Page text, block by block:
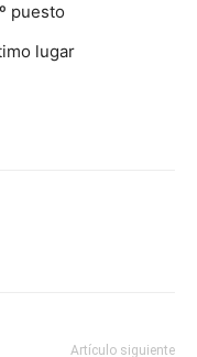
puesto
lugar
Artículo siguiente